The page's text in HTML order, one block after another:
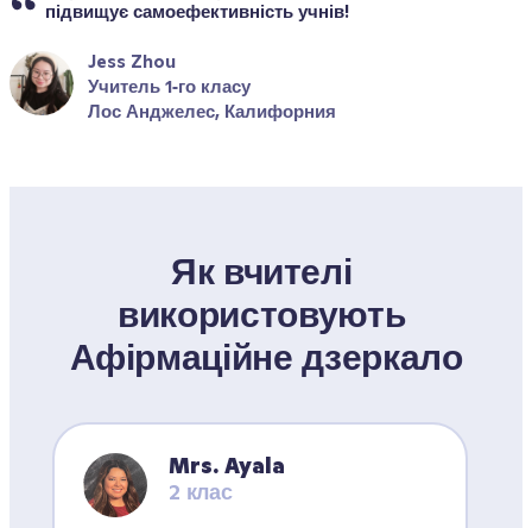
підвищує самоефективність учнів!
Jess Zhou
Учитель 1‑го класу
Лос Анджелес, Калифорния
Як вчителі
використовують
Афірмаційне дзеркало
Mrs. Ayala
2 клас